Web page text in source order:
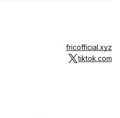
fricofficial.xyz
tiktok.com